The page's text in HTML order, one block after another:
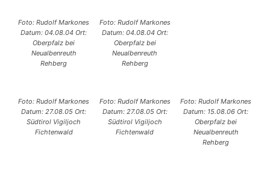
Foto: Rudolf Markones
Datum: 04.08.04 Ort:
Oberpfalz bei
Neualbenreuth
Rehberg
Foto: Rudolf Markones
Datum: 04.08.04 Ort:
Oberpfalz bei
Neualbenreuth
Rehberg
Foto: Rudolf Markones
Datum: 27.08.05 Ort:
Südtirol Vigiljoch
Fichtenwald
Foto: Rudolf Markones
Datum: 27.08.05 Ort:
Südtirol Vigiljoch
Fichtenwald
Foto: Rudolf Markones
Datum: 15.08.06 Ort:
Oberpfalz bei
Neualbenreuth
Rehberg